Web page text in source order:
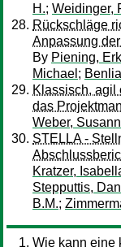
H.; Weidinger,
Rückschläge
Anpassung
By Piening,
Michael ;
Klassisch, agil
das
Weber,
STELLA -
Kratzer,
Stepputtis,
B.M.;
Wie kann eine